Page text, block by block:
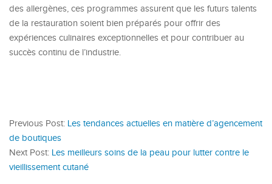
des allergènes, ces programmes assurent que les futurs talents
de la restauration soient bien préparés pour offrir des
expériences culinaires exceptionnelles et pour contribuer au
succès continu de l’industrie.
Previous Post: Les tendances actuelles en matière d’agencement
de boutiques
Next Post: Les meilleurs soins de la peau pour lutter contre le
vieillissement cutané